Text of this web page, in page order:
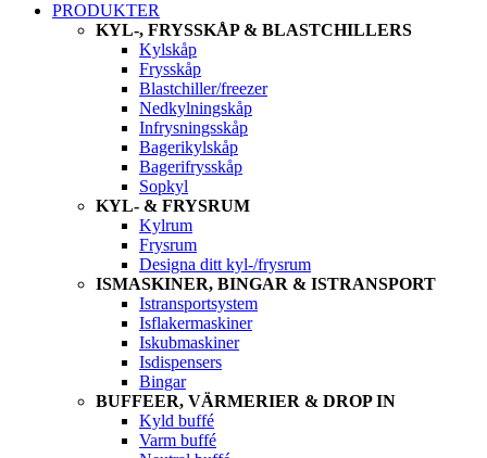
PRODUKTER
KYL-, FRYSSKÅP & BLASTCHILLERS
Kylskåp
Frysskåp
Blastchiller/freezer
Nedkylningskåp
Infrysningsskåp
Bagerikylskåp
Bagerifrysskåp
Sopkyl
KYL- & FRYSRUM
Kylrum
Frysrum
Designa ditt kyl-/frysrum
ISMASKINER, BINGAR & ISTRANSPORT
Istransportsystem
Isflakermaskiner
Iskubmaskiner
Isdispensers
Bingar
BUFFEER, VÄRMERIER & DROP IN
Kyld buffé
Varm buffé